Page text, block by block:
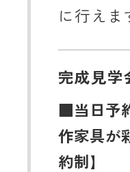
に行えま
完成見学
■当日予
作家具が
約制】